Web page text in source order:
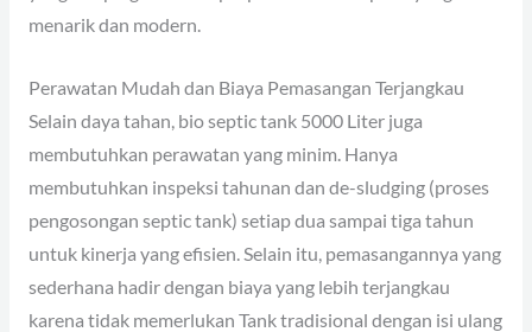
menarik dan modern.
Perawatan Mudah dan Biaya Pemasangan Terjangkau
Selain daya tahan, bio septic tank 5000 Liter juga
membutuhkan perawatan yang minim. Hanya
membutuhkan inspeksi tahunan dan de-sludging (proses
pengosongan septic tank) setiap dua sampai tiga tahun
untuk kinerja yang efisien. Selain itu, pemasangannya yang
sederhana hadir dengan biaya yang lebih terjangkau
karena tidak memerlukan Tank tradisional dengan isi ulang